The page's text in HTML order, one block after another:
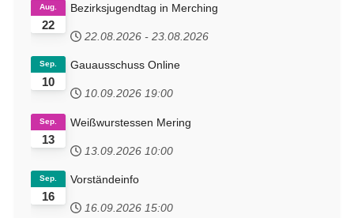
22
Aug. Bezirksjugendtag in Merching
22.08.2026 - 23.08.2026
10
Sep. Gauausschuss Online
10.09.2026 19:00
13
Sep. Weißwurstessen Mering
13.09.2026 10:00
16
Sep. Vorständeinfo
16.09.2026 15:00